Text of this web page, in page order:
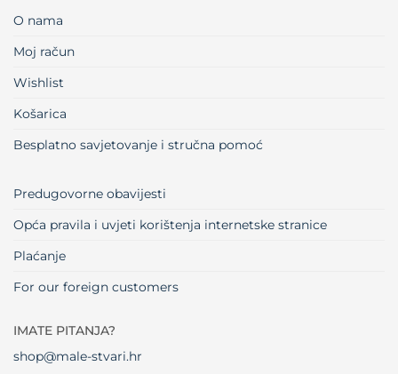
O nama
Moj račun
Wishlist
Košarica
Besplatno savjetovanje i stručna pomoć
Predugovorne obavijesti
Opća pravila i uvjeti korištenja internetske stranice
Plaćanje
For our foreign customers
IMATE PITANJA?
shop@male-stvari.hr